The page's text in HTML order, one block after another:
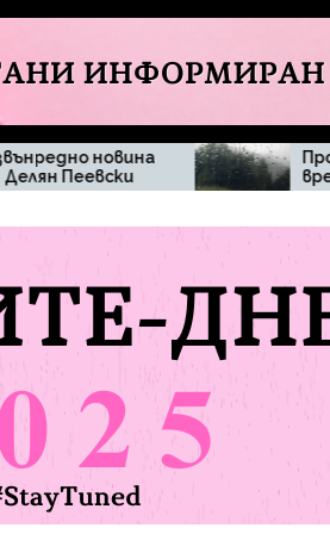
Промяна във
времето изненада
жителите на